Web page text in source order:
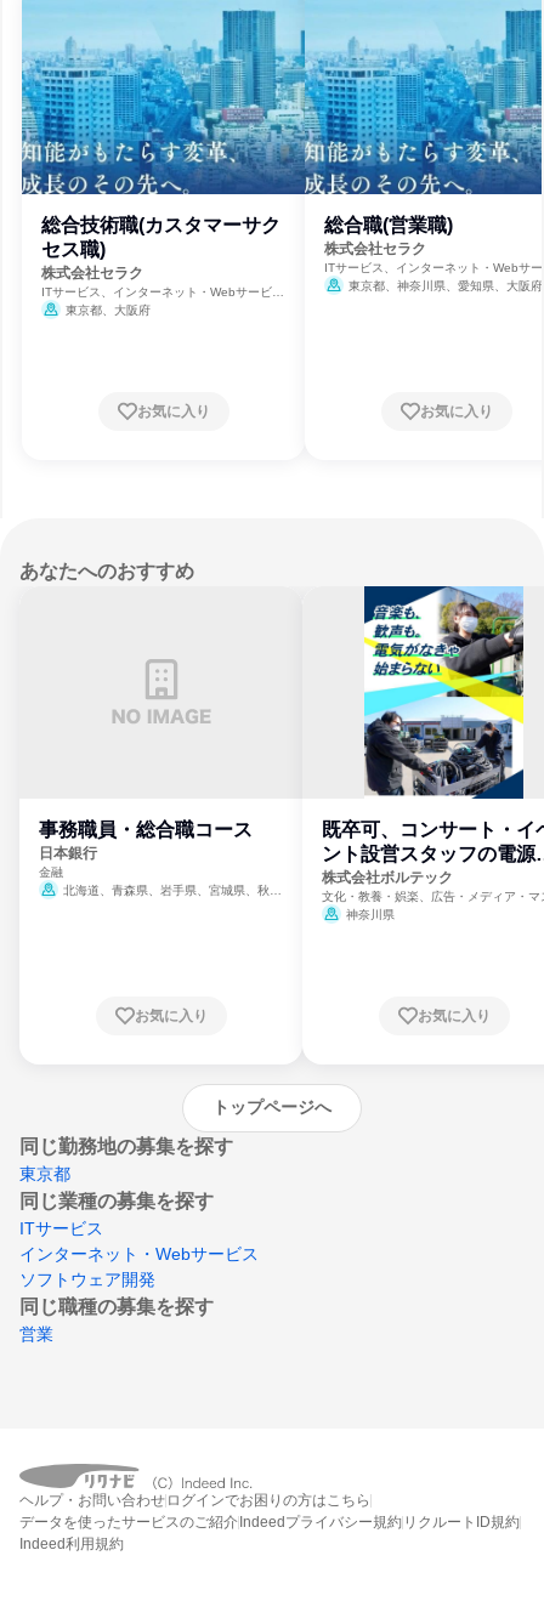
総合技術職(カスタマーサク
セス職)
株式会社セラク
ITサービス、インターネット・Webサービ
ス、ソフトウェア開発
東京都、大阪府
お気に入り
総合職(営業職)
株式会社セラク
ITサービス、インターネット・Webサ
ス、ソフトウェア開発
東京都、神奈川県、愛知県、大阪府
お気に入り
あなたへのおすすめ
事務職員・総合職コース
日本銀行
金融
北海道、青森県、岩手県、宮城県、秋田
崎県、熊本県、大分県、宮崎県、鹿児島県、
お気に入り
既卒可、コンサート・イ
ント設営スタッフの電源
門
株式会社ボルテック
文化・教養・娯楽、広告・メディア・マ
ミ、電力・ガス・水道・エネルギー
神奈川県
お気に入り
トップページへ
同じ勤務地の募集を探す
東京都
同じ業種の募集を探す
ITサービス
インターネット・Webサービス
ソフトウェア開発
同じ職種の募集を探す
営業
ヘルプ・お問い合わせ ログインでお困りの方はこちら
データを使ったサービスのご紹介Indeedプライバシー規約 リクルートID規約
Indeed利用規約